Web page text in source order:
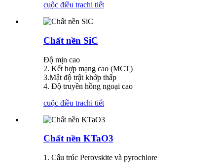
cuộc điều trachi tiết
Chất nền SiC
Độ mịn cao
2. Kết hợp mạng cao (MCT)
3.Mật độ trật khớp thấp
4. Độ truyền hồng ngoại cao
cuộc điều trachi tiết
Chất nền KTaO3
1. Cấu trúc Perovskite và pyrochlore